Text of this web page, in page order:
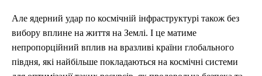
Але ядерний удар по космічній інфраструктурі також без
вибору вплине на життя на Землі. І це матиме
непропорційний вплив на вразливі країни глобального
півдня, які найбільше покладаються на космічні системи